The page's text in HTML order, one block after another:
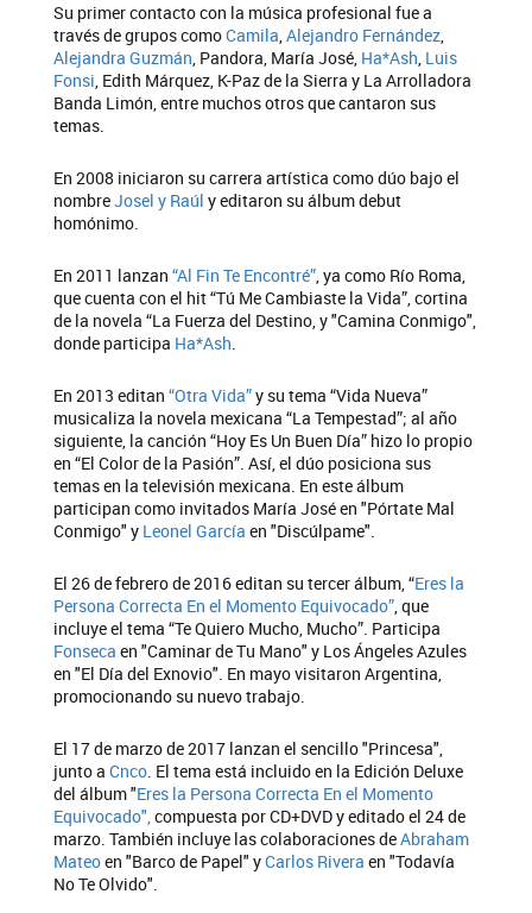
Su primer contacto con la música profesional fue a
través de grupos comoCamila,Alejandro Fernández,
Alejandra Guzmán, Pandora, María José, Ha*Ash, Luis
Fonsi, Edith Márquez, K-Paz de la Sierra y La Arrolladora
Banda Limón, entre muchos otros que cantaron sus
temas.
En 2008 iniciaron su carrera artística como dúo bajo el
nombreJosel y Raúl y editaron su álbum debut
homónimo.
En 2011 lanzan “Al Fin Te Encontré”, ya como Río Roma,
que cuenta con el hit “Tú Me Cambiaste la Vida”, cortina
de la novela “La Fuerza del Destino, y "Camina Conmigo",
donde participa Ha*Ash.
En 2013 editan “Otra Vida”y su tema “Vida Nueva”
musicaliza la novela mexicana “La Tempestad”; al año
siguiente, la canción “Hoy Es Un Buen Día” hizo lo propio
en “El Color de la Pasión”. Así, el dúo posiciona sus
temas en la televisión mexicana. En este álbum
participan como invitados María José en "Pórtate Mal
Conmigo" y Leonel García en "Discúlpame".
El 26 de febrero de 2016 editan su tercer álbum, “Eres la
Persona Correcta En el Momento Equivocado”, que
incluye el tema “Te Quiero Mucho, Mucho”. Participa
Fonseca en "Caminar de Tu Mano" y Los Ángeles Azules
en "El Día del Exnovio". En mayo visitaron Argentina,
promocionando su nuevo trabajo.
El 17 de marzo de 2017 lanzan el sencillo "Princesa",
junto a Cnco. El tema está incluido en la Edición Deluxe
del álbum "Eres la Persona Correcta En el Momento
Equivocado",compuesta por CD+DVD y editado el 24 de
marzo. También incluye las colaboraciones deAbraham
Mateoen "Barco de Papel" yCarlos Rivera en "Todavía
No Te Olvido".